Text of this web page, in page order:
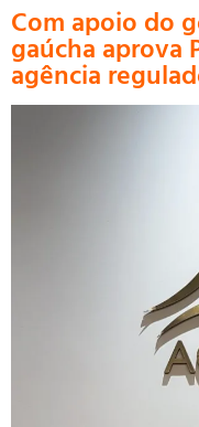
Com apoio do
gaúcha aprova
agência